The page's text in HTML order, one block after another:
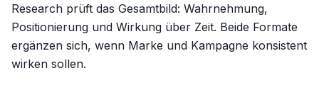
Research prüft das Gesamtbild: Wahrnehmung,
Positionierung und Wirkung über Zeit. Beide Formate
ergänzen sich, wenn Marke und Kampagne konsistent
wirken sollen.